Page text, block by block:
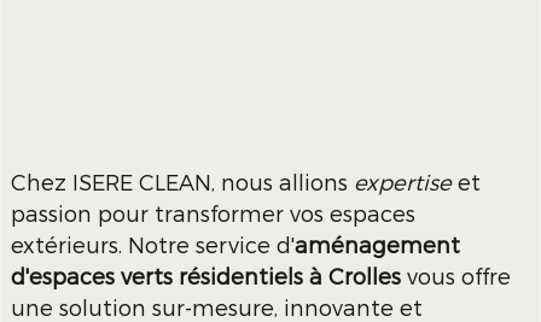
Chez ISERE CLEAN, nous allions expertiseet
passion pour transformer vos espaces
extérieurs. Notre service d'aménagement
d'espaces verts résidentiels à Crollesvous offre
une solution sur-mesure, innovante et